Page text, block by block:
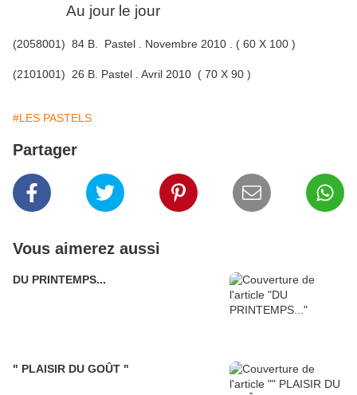
Au jour le jour
(2058001) 84 B. Pastel . Novembre 2010 . ( 60 X 100 )
(2101001) 26 B. Pastel . Avril 2010 ( 70 X 90 )
#LES PASTELS
Partager
Vous aimerez aussi
DU PRINTEMPS...
" PLAISIR DU GOÛT "